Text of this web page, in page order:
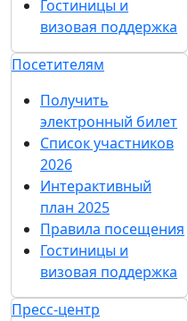
Гостиницы и
визовая поддержка
Посетителям
Получить
электронный билет
Список участников
2026
Интерактивный
план 2025
Правила посещения
Гостиницы и
визовая поддержка
Пресс-центр